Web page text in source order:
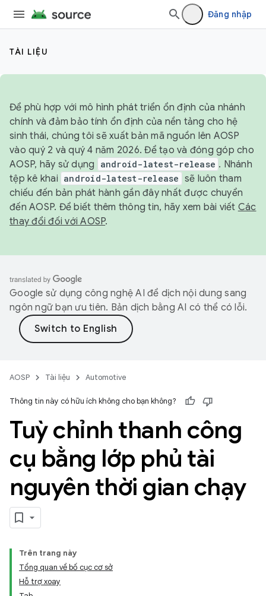
Đăng nhập
TÀI LIỆU
Để phù hợp với mô hình phát triển ổn định của nhánh
chính và đảm bảo tính ổn định của nền tảng cho hệ
sinh thái, chúng tôi sẽ xuất bản mã nguồn lên AOSP
vào quý 2 và quý 4 năm 2026. Để tạo và đóng góp cho
AOSP, hãy sử dụng
android-latest-release . Nhánh
tệp kê khai android-latest-release sẽ luôn tham
chiếu đến bản phát hành gần đây nhất được chuyển
đến AOSP. Để biết thêm thông tin, hãy xem bài viết Các
thay đổi đối với AOSP.
Google sử dụng công nghệ AI để dịch nội dung sang
ngôn ngữ bạn ưu tiên. Bản dịch bằng AI có thể có lỗi.
AOSP Tài liệu Automotive
Thông tin này có hữu ích không cho bạn không?
Tuỳ chỉnh thanh công
cụ bằng lớp phủ tài
nguyên thời gian chạy
Trên trang này
Tổng quan về bố cục cơ sở
Hỗ trợ xoay